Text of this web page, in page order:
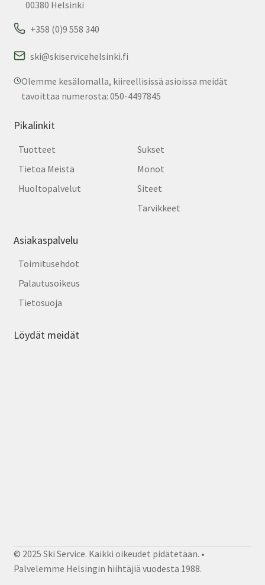
00380 Helsinki
+358 (0)9 558 340
ski@skiservicehelsinki.fi
Olemme kesälomalla, kiireellisissä asioissa meidät
tavoittaa numerosta: 050-4497845
Pikalinkit
Tuotteet
Tietoa Meistä
Huoltopalvelut
Sukset
Monot
Siteet
Tarvikkeet
Asiakaspalvelu
Toimitusehdot
Palautusoikeus
Tietosuoja
Löydät meidät
© 2025 Ski Service. Kaikki oikeudet pidätetään. •
Palvelemme Helsingin hiihtäjiä vuodesta 1988.